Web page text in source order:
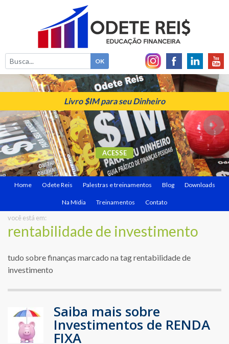
Livro $IM para seu Dinheiro
ACESSE
Home Odete Reis Palestras e treinamentos Blog Downloads
Na Mídia Treinamentos Contato
você está em:
rentabilidade de investimento
tudo sobre finanças marcado na tag rentabilidade de
investimento
Saiba mais sobre
Investimentos de RENDA
FIXA